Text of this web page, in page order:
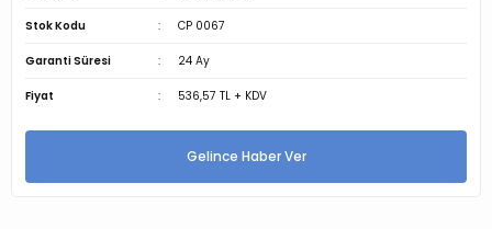
Stok Kodu CP 0067
Garanti Süresi 24 Ay
Fiyat 536,57 TL + KDV
Gelince Haber Ver